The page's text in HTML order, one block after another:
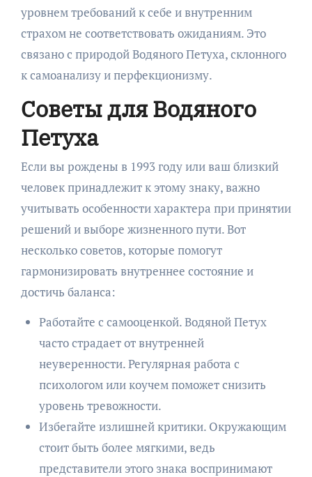
уровнем требований к себе и внутренним
страхом не соответствовать ожиданиям. Это
связано с природой Водяного Петуха, склонного
к самоанализу и перфекционизму.
Советы для Водяного
Петуха
Если вы рождены в 1993 году или ваш близкий
человек принадлежит к этому знаку, важно
учитывать особенности характера при принятии
решений и выборе жизненного пути. Вот
несколько советов, которые помогут
гармонизировать внутреннее состояние и
достичь баланса:
Работайте с самооценкой. Водяной Петух
часто страдает от внутренней
неуверенности. Регулярная работа с
психологом или коучем поможет снизить
уровень тревожности.
Избегайте излишней критики. Окружающим
стоит быть более мягкими, ведь
представители этого знака воспринимают